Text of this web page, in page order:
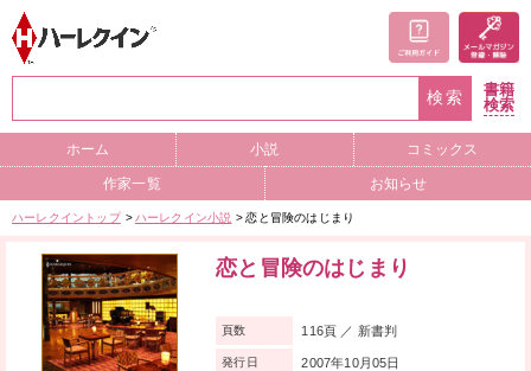
検索
書籍
検索
ホーム 小説 コミックス
作家一覧 お知らせ
ハーレクイントップ ハーレクイン小説 恋と冒険のはじまり
恋と冒険のはじまり
頁数 116頁 ／ 新書判
発行日 2007年10月05日